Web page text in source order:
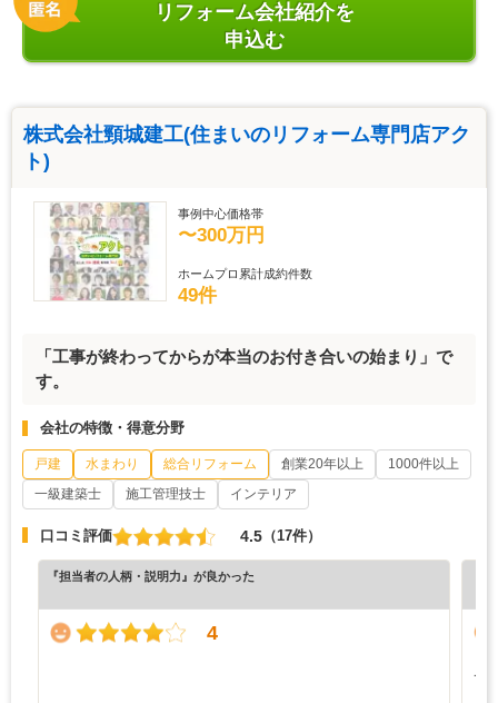
リフォーム会社紹介を
申込む
株式会社頸城建工(住まいのリフォーム専門店アク
ト)
事例中心価格帯
〜300万円
ホームプロ累計成約件数
49件
「工事が終わってからが本当のお付き合いの始まり」で
す。
会社の特徴・得意分野
戸建 水まわり 総合リフォーム 創業20年以上
1000件以上
一級建築士
施工管理技士 インテリア
口コミ評価 4.5 （17件）
『担当者の人柄・説明力』が良かった
4
て